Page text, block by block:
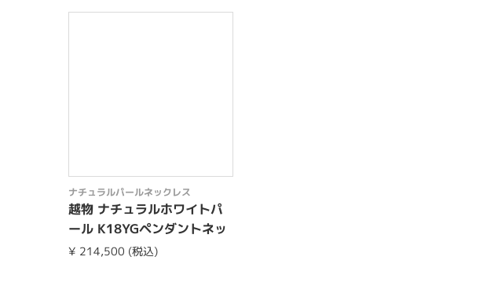
ナチュラルパールネックレス
越物 ナチュラルホワイトパ
ール K18YGペンダントネッ
クレス
¥ 214,500 (税込)